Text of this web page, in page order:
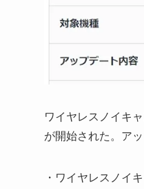
ワイヤレスノイキ
が開始された。ア
・ワイヤレスノイ